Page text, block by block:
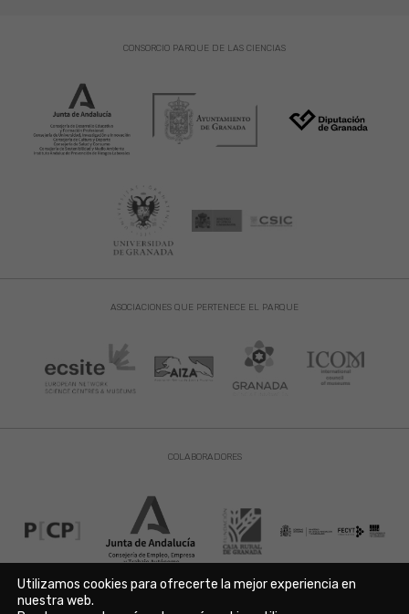
ASOCIACIONES QUE PERTENECE EL PARQUE
CONSORCIO PARQUE DE LAS CIENCIAS
COLABORADORES
Utilizamos cookies para ofrecerte la mejor experiencia en
nuestra web.